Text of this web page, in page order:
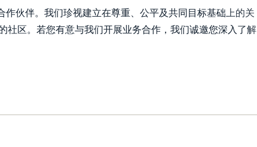
作伙伴。我们珍视建立在尊重、公平及共同目标基础上的关
社区。若您有意与我们开展业务合作，我们诚邀您深入了解